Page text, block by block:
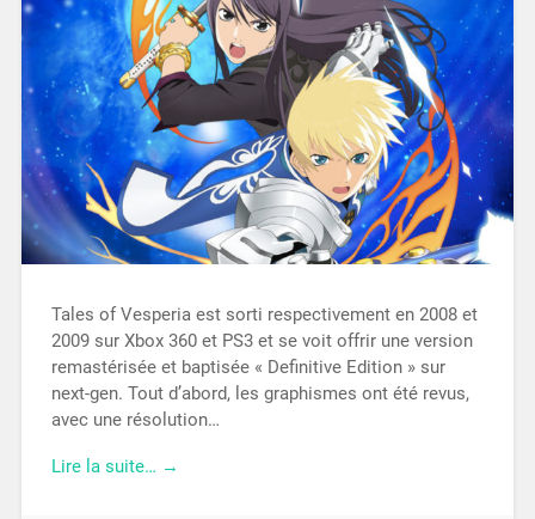
Tales of Vesperia est sorti respectivement en 2008 et
2009 sur Xbox 360 et PS3 et se voit offrir une version
remastérisée et baptisée « Definitive Edition » sur
next-gen. Tout d’abord, les graphismes ont été revus,
avec une résolution…
Lire la suite… →